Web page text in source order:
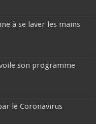
à se laver les mains
son programme
le Coronavirus